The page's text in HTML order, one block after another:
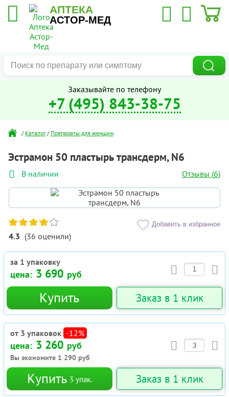
АПТЕКА
АСТОР-МЕД
Заказывайте по телефону
+7 (495) 843-38-75
/ Каталог / Препараты для женщин
Эстрамон 50 пластырь трансдерм, N6
В наличии Отзывы (6)
4.3 (36 оценили)
Добавить в избранное
за 1 упаковку
цена: 3 690 руб
Купить Заказ в 1 клик
от 3 упаковок -12%
цена: 3 260 руб
Вы экономите 1 290 руб
Купить 3 упак. Заказ в 1 клик